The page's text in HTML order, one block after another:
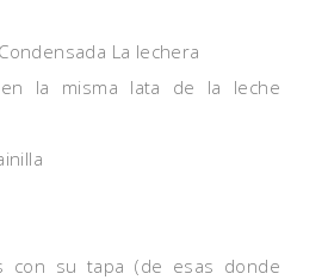
La lechera
la misma lata de la leche
con su tapa (de esas donde